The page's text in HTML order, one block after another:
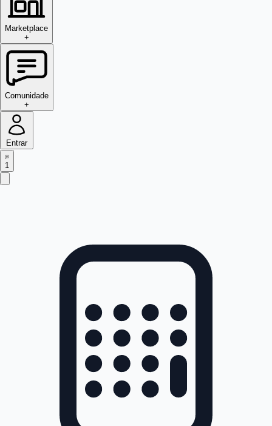
Marketplace
+
Comunidade
+
Entrar
1